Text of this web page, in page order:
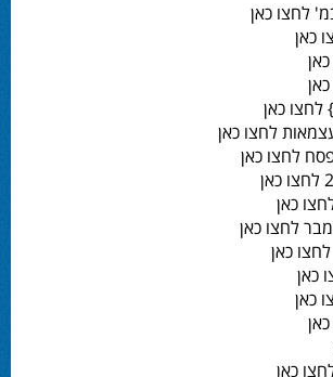
לחצו כאן
כאן
כאן
לחצו כאן
לחצו כאן
לחצו כאן
לחצו כאן
כאן
כאן
כאן
כאן